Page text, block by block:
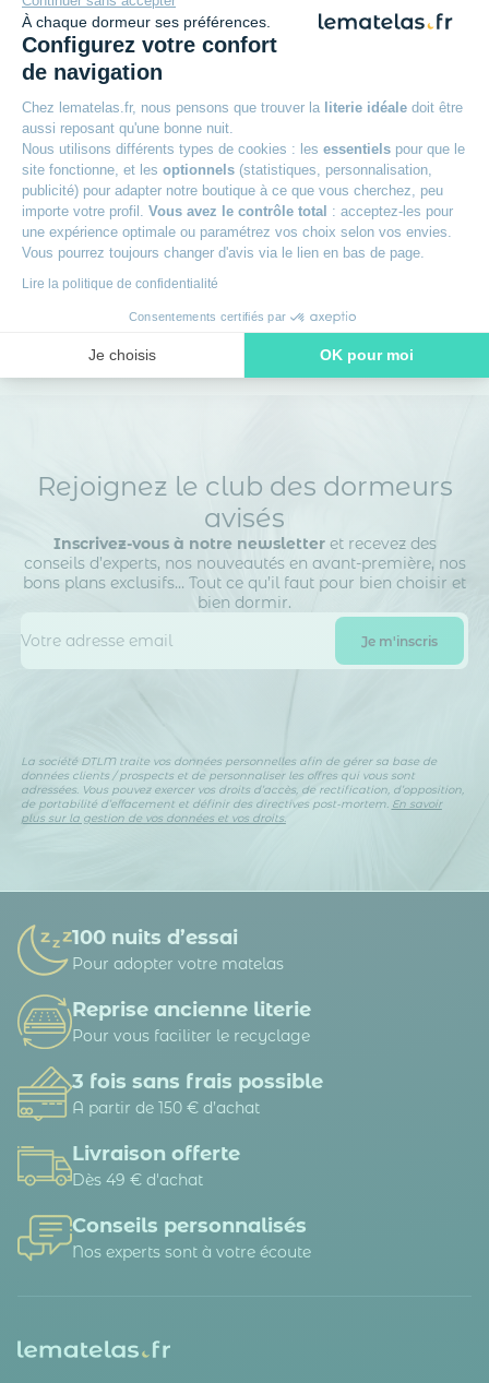
À chaque dormeur ses préférences.
Configurez votre confort
de navigation
Chez lematelas.fr, nous pensons que trouver la literie idéale doit être
aussi reposant qu'une bonne nuit.
Nous utilisons différents types de cookies : les essentiels pour que le
site fonctionne, et les optionnels (statistiques, personnalisation,
publicité) pour adapter notre boutique à ce que vous cherchez, peu
importe votre profil. Vous avez le contrôle total : acceptez-les pour
une expérience optimale ou paramétrez vos choix selon vos envies.
Vous pourrez toujours changer d'avis via le lien en bas de page.
Lire la politique de confidentialité
Consentements certifiés par
Je choisis OK pour moi
Garantie 2 ans
30 jours pour changer d'avis +
Livraison offerte dès 49€
Livraison à domicile ou en point relais +
Rejoignez le club des dormeurs
avisés
Inscrivez-vous à notre newsletteret recevez des
conseils d’experts, nos nouveautés en avant-première, nos
bons plans exclusifs… Tout ce qu’il faut pour bien choisir et
bien dormir.
La société DTLM traite vos données personnelles afin de gérer sa base de
données clients / prospects et de personnaliser les offres qui vous sont
adressées. Vous pouvez exercer vos droits d’accès, de rectification, d’opposition,
de portabilité d’effacement et définir des directives post-mortem. En savoir
plus sur la gestion de vos données et vos droits.
100 nuits d’essai
Pour adopter votre matelas
Reprise ancienne literie
Pour vous faciliter le recyclage
3 fois sans frais possible
A partir de 150 € d’achat
Livraison offerte
Dès 49 € d'achat
Conseils personnalisés
Nos experts sont à votre écoute